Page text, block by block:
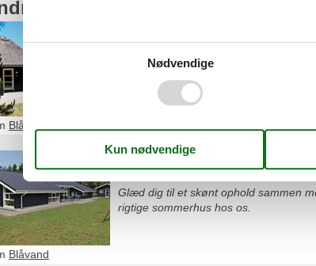
artikler om Blåvand
Sommerhus Blåvand
Glæd dig til et skønt ophold sammen
rigtige sommerhus hos Feline.
Blåvand
Lej sommerhus
Glæd dig til et skønt ophold sammen
rigtige sommerhus hos os.
Blåvand
Nødvendige